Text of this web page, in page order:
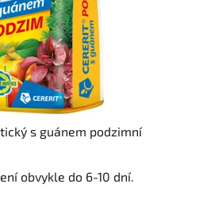
s guánem podzimní
obvykle do 6-10 dní.